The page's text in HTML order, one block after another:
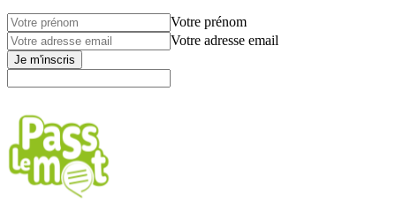
Votre prénom
Votre adresse email
Je m'inscris